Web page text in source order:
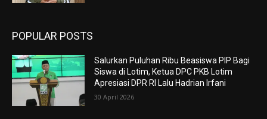
POPULAR POSTS
Salurkan Puluhan Ribu Beasiswa PIP Bagi
Siswa di Lotim, Ketua DPC PKB Lotim
Apresiasi DPR RI Lalu Hadrian Irfani
30 April 2026